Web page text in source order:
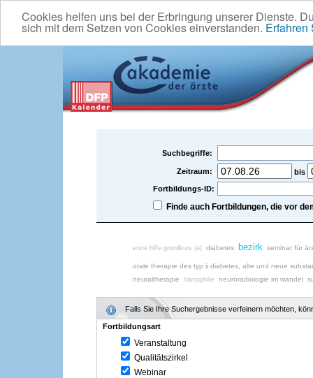
Cookies helfen uns bei der Erbringung unserer Dienste.
sich mit dem Setzen von Cookies einverstanden. Erfahren
Suchbegriffe:
Zeitraum:
bis
Fortbildungs-ID:
Finde auch Fortbildungen, die vor
erste hilfe grundkurs (a) diabetes bezirk seminar für
orale therapie des typ ii diabetes, alte und neue
neuraltherapie
hämophilie neuroradiologie im wandel
Falls Sie Ihre Suchergebnisse verfeinern möchten,
Fortbildungsart
Veranstaltung
Qualitätszirkel
Webinar